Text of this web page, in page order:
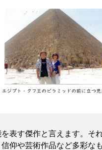
表す傑作と言えます。そ
仰や芸術作品など多彩な